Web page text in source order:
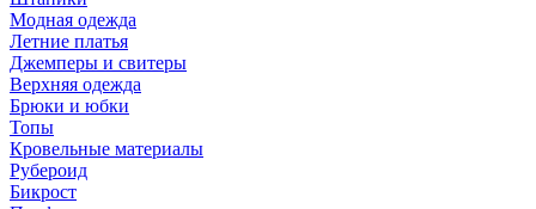
Модная одежда
Летние платья
Джемперы и свитеры
Верхняя одежда
Брюки и юбки
Топы
Кровельные материалы
Рубероид
Бикрост